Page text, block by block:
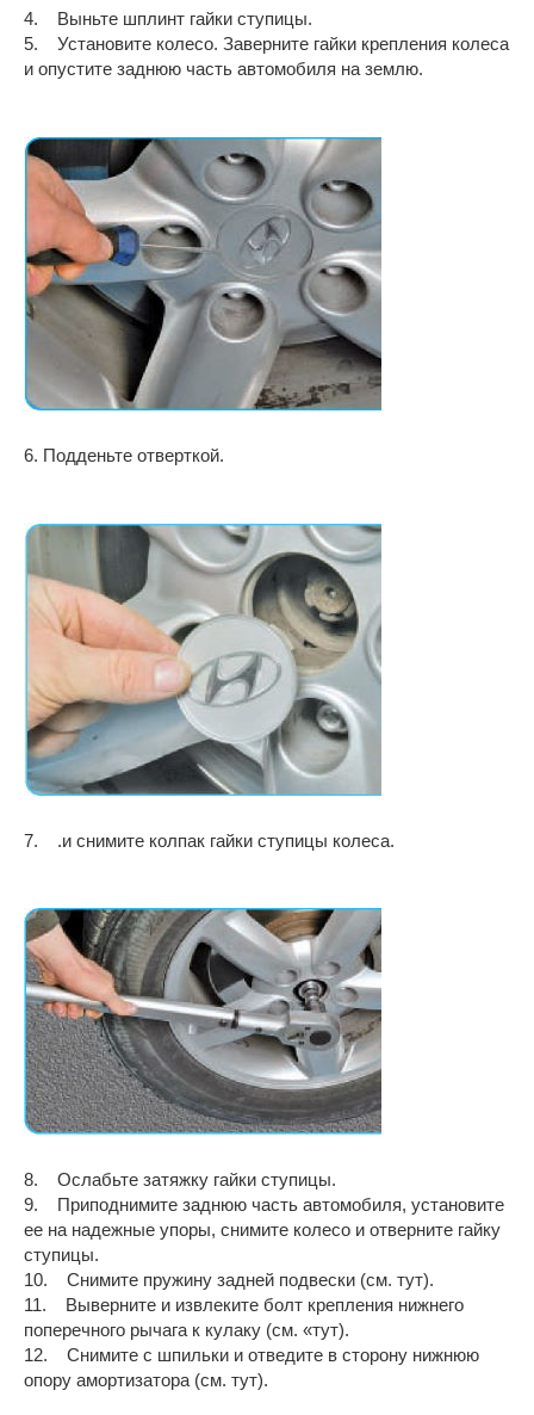
4. Выньте шплинт гайки ступицы.
5. Установите колесо. Заверните гайки крепления колеса
и опустите заднюю часть автомобиля на землю.
6. Подденьте отверткой.
7. .и снимите колпак гайки ступицы колеса.
8. Ослабьте затяжку гайки ступицы.
9. Приподнимите заднюю часть автомобиля, установите
ее на надежные упоры, снимите колесо и отверните гайку
ступицы.
10. Снимите пружину задней подвески (см. тут).
11. Выверните и извлеките болт крепления нижнего
поперечного рычага к кулаку (см. «тут).
12. Снимите с шпильки и отведите в сторону нижнюю
опору амортизатора (см. тут).